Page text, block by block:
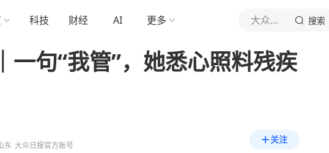
科技 财经 AI 更多 大众日报 搜索
一句“我管”，她悉心照料残疾
东 大众日报官方账号
关注